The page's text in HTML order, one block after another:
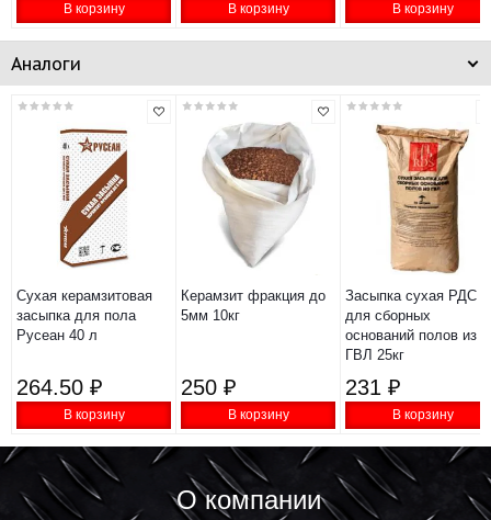
В корзину В корзину В корзину
Аналоги
Сухая керамзитовая
засыпка для пола
Русеан 40 л
264.50 ₽
В корзину
Керамзит фракция до
5мм 10кг
250 ₽
В корзину
Засыпка сухая РДС
для сборных
оснований полов из
ГВЛ 25кг
231 ₽
В корзину
О компании